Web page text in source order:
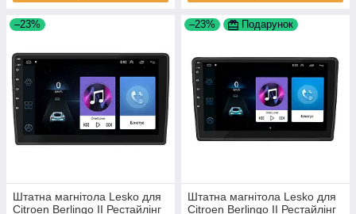
–23%
Штатна магнітола Lesko для
Citroen Berlingo II Рестайлінг
–23% Подарунок
Штатна магнітола Lesko для
Citroen Berlingo II Рестайлінг